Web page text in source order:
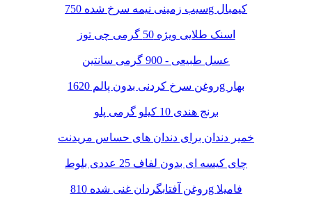
سیب زمینی نیمه سرخ شده 750g کیمبال
اسنک طلایی ویژه 50 گرمی چی توز
عسل طبیعی - 900 گرمی سانتین
روغن سرخ کردنی بدون پالم 1620g بهار
برنج هندی 10 کیلو گرمی پلو
خمیر دندان برای دندان های حساس مریدنت
چای کیسه ای بدون لفاف 25 عددی بلوط
روغن آفتابگردان غنی شده 810g فامیلا